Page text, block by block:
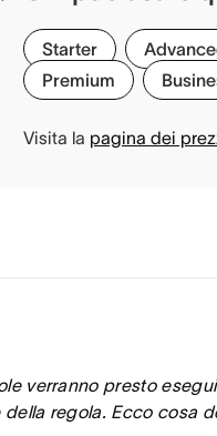
Starter
Premium
Visita la pagina dei
verranno presto
della regola. Ecco cosa